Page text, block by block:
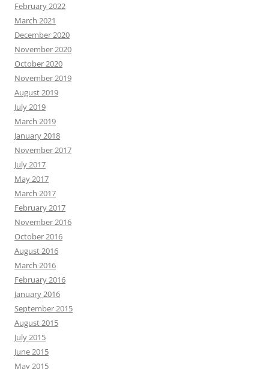
February 2022
March 2021
December 2020
November 2020
October 2020
November 2019
August 2019
July 2019
March 2019
January 2018
November 2017
July 2017
May 2017
March 2017
February 2017
November 2016
October 2016
August 2016
March 2016
February 2016
January 2016
September 2015
August 2015
July 2015
June 2015
May 2015